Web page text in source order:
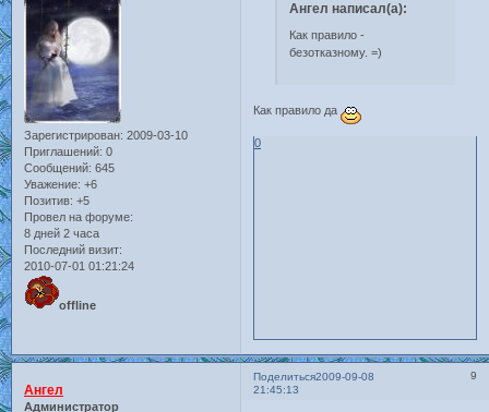
Зарегистрирован: 2009-03-10
Приглашений: 0
Сообщений: 645
Уважение: +6
Позитив: +5
Провел на форуме:
8 дней 2 часа
Последний визит:
2010-07-01 01:21:24
offline
Ангел написал(а):
Как правило -
безотказному. =)
Как правило да
0
Поделиться 9
2009-09-08
21:45:13
Ангел
Администратор